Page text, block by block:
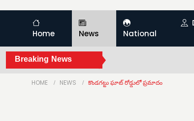
Home News National
Breaking News
HOME NEWS కొండగట్టు ఘాట్ రోడ్డులో ప్రమాదం